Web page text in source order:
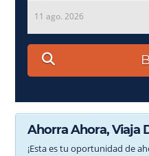
11 ago. 2026
Ahorra Ahora, Viaja
¡Esta es tu oportunidad de